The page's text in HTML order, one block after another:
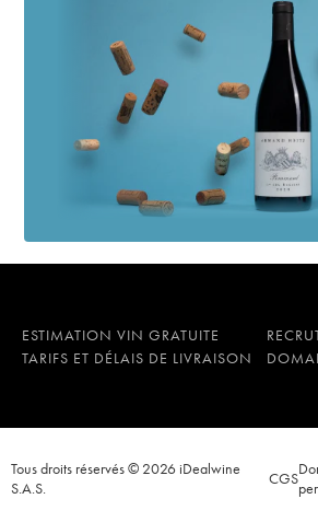
ESTIMATION VIN GRATUITE
TARIFS ET DÉLAIS DE LIVRAISON
Tous droits réservés © 2026 iDealwine
S.A.S.
CGS